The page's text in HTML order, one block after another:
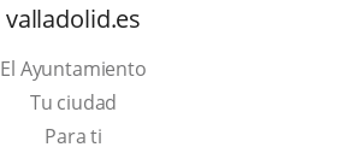
valladolid.es
El Ayuntamiento
Tu ciudad
Para ti